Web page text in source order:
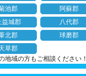
池郡
阿蘇郡
益城郡
八代郡
北郡
球磨郡
草郡
地域の方もご相談ください！